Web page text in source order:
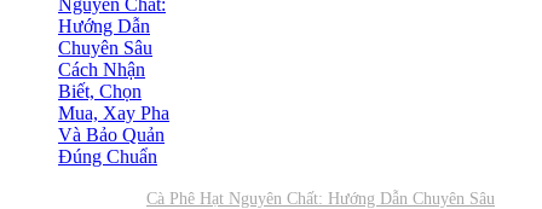
Cà Phê Hạt Nguyên Chất: Hướng Dẫn Chuyên Sâu